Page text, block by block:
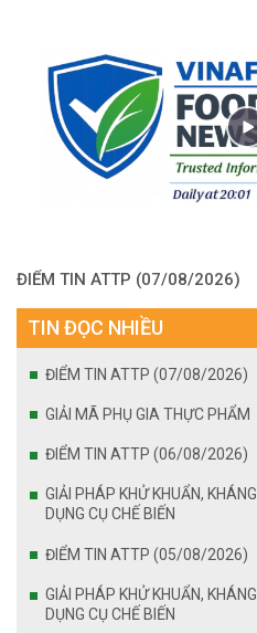
ĐIỂM TIN ATTP (07/08/2026)
TIN ĐỌC NHIỀU
ĐIỂM TIN ATTP (07/08/2026)
GIẢI MÃ PHỤ GIA THỰC PHẨM
ĐIỂM TIN ATTP (06/08/2026)
GIẢI PHÁP KHỬ KHUẨN,
DỤNG CỤ CHẾ BIẾN
ĐIỂM TIN ATTP (05/08/2026)
GIẢI PHÁP KHỬ KHUẨN,
DỤNG CỤ CHẾ BIẾN